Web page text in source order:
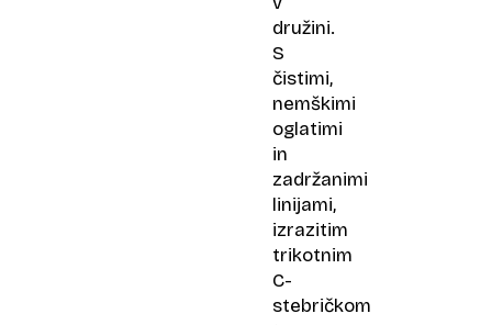
družini.
S
čistimi,
nemškimi
oglatimi
in
zadržanimi
linijami,
izrazitim
trikotnim
C-
stebričkom